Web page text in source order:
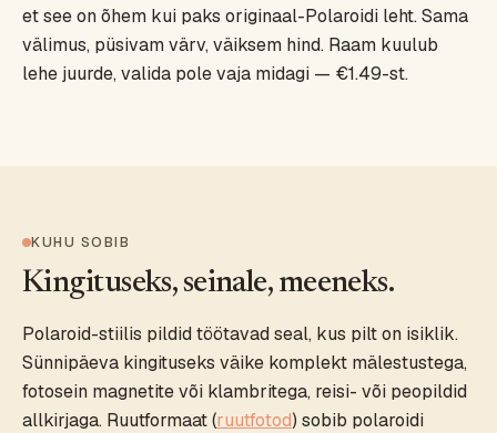
et see on õhem kui paks originaal-Polaroidi leht. Sama
välimus, püsivam värv, väiksem hind. Raam kuulub
lehe juurde, valida pole vaja midagi — €1.49-st.
KUHU SOBIB
Kingituseks, seinale, meeneks.
Polaroid-stiilis pildid töötavad seal, kus pilt on isiklik.
Sünnipäeva kingituseks väike komplekt mälestustega,
fotosein magnetite või klambritega, reisi- või peopildid
allkirjaga. Ruutformaat (ruutfotod) sobib polaroidi